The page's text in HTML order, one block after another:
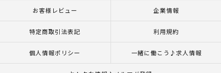
お客様レビュー 企業情報
特定商取引法表記 利用規約
個人情報ポリシー 一緒に働こう♪求人情報